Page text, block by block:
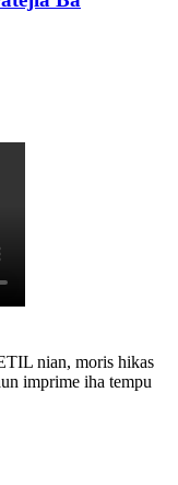
nian, moris hikas
imprime iha tempu